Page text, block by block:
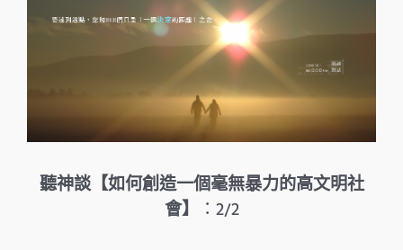
聽神談【如何創造一個毫無暴力的高文明社
會】 ：2/2